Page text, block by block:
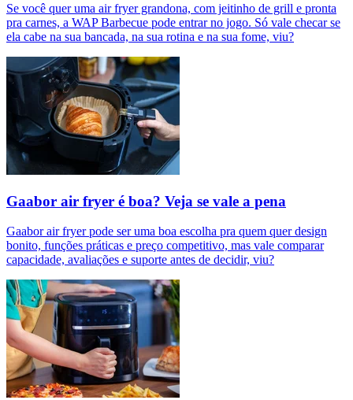
Se você quer uma air fryer grandona, com jeitinho de grill e pronta
pra carnes, a WAP Barbecue pode entrar no jogo. Só vale checar se
ela cabe na sua bancada, na sua rotina e na sua fome, viu?
Gaabor air fryer é boa? Veja se vale a pena
Gaabor air fryer pode ser uma boa escolha pra quem quer design
bonito, funções práticas e preço competitivo, mas vale comparar
capacidade, avaliações e suporte antes de decidir, viu?